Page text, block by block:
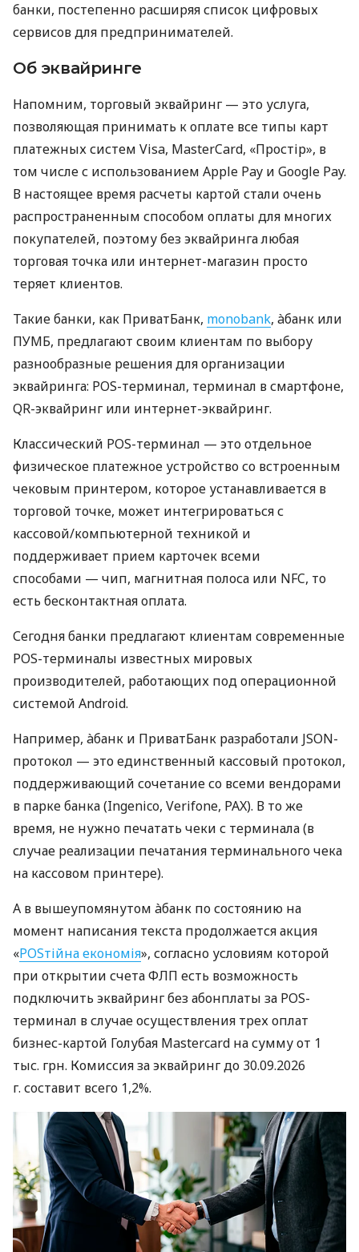
банки, постепенно расширяя список цифровых
сервисов для предпринимателей.
Об эквайринге
Напомним, торговый эквайринг — это услуга,
позволяющая принимать к оплате все типы карт
платежных систем Visa, MasterCard, «Простір», в
том числе с использованием Apple Pay и Google Pay.
В настоящее время расчеты картой стали очень
распространенным способом оплаты для многих
покупателей, поэтому без эквайринга любая
торговая точка или интернет-магазин просто
теряет клиентов.
Такие банки, как ПриватБанк, monobank, àбанк или
ПУМБ, предлагают своим клиентам по выбору
разнообразные решения для организации
эквайринга: POS-терминал, терминал в смартфоне,
QR-эквайринг или интернет-эквайринг.
Классический POS-терминал — это отдельное
физическое платежное устройство со встроенным
чековым принтером, которое устанавливается в
торговой точке, может интегрироваться с
кассовой/компьютерной техникой и
поддерживает прием карточек всеми
способами — чип, магнитная полоса или NFC, то
есть бесконтактная оплата.
Сегодня банки предлагают клиентам современные
POS-терминалы известных мировых
производителей, работающих под операционной
системой Android.
Например, àбанк и ПриватБанк разработали JSON-
протокол — это единственный кассовый протокол,
поддерживающий сочетание со всеми вендорами
в парке банка (Ingenico, Verifone, PAX). В то же
время, не нужно печатать чеки с терминала (в
случае реализации печатания терминального чека
на кассовом принтере).
А в вышеупомянутом àбанк по состоянию на
момент написания текста продолжается акция
«POSтійна економія», согласно условиям которой
при открытии счета ФЛП есть возможность
подключить эквайринг без абонплаты за POS-
терминал в случае осуществления трех оплат
бизнес-картой Голубая Mastercard на сумму от 1
тыс. грн. Комиссия за эквайринг до 30.09.2026
г. составит всего 1,2%.